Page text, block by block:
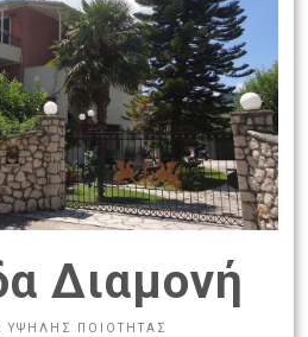
Διαμονή
ΥΨΗΛΗΣ ΠΟΙΟΤΗΤΑΣ